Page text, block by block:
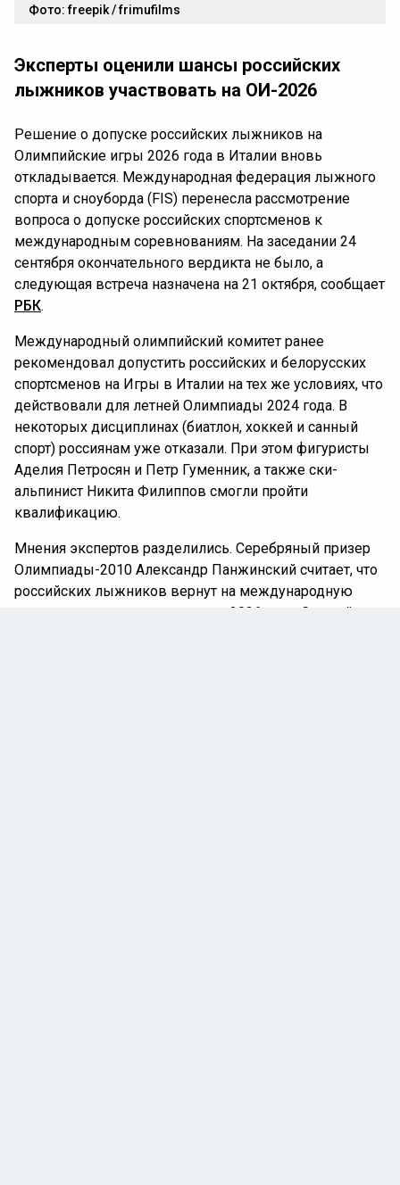
Фото: freepik / frimufilms
Эксперты оценили шансы российских
лыжников участвовать на ОИ-2026
Решение о допуске российских лыжников на
Олимпийские игры 2026 года в Италии вновь
откладывается. Международная федерация лыжного
спорта и сноуборда (FIS) перенесла рассмотрение
вопроса о допуске российских спортсменов к
международным соревнованиям. На заседании 24
сентября окончательного вердикта не было, а
следующая встреча назначена на 21 октября, сообщает
РБК.
Международный олимпийский комитет ранее
рекомендовал допустить российских и белорусских
спортсменов на Игры в Италии на тех же условиях, что
действовали для летней Олимпиады 2024 года. В
некоторых дисциплинах (биатлон, хоккей и санный
спорт) россиянам уже отказали. При этом фигуристы
Аделия Петросян и Петр Гуменник, а также ски-
альпинист Никита Филиппов смогли пройти
квалификацию.
Мнения экспертов разделились. Серебряный призер
Олимпиады-2010 Александр Панжинский считает, что
российских лыжников вернут на международную
арену, возможно, уже в январе 2026 года. Схожей